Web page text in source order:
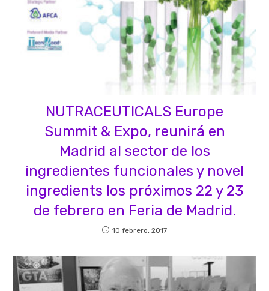
NUTRACEUTICALS Europe
Summit & Expo, reunirá en
Madrid al sector de los
ingredientes funcionales y novel
ingredients los próximos 22 y 23
de febrero en Feria de Madrid.
10 febrero, 2017